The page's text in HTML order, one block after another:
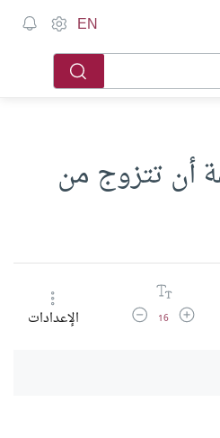
EN
أن تتزوج من
زيادة حجم الخط
16 تقليل حجم الخطالإعدادات